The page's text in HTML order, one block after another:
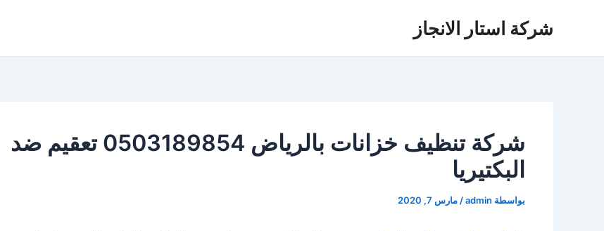
شركة استار الانجاز
شركة تنظيف خزانات بالرياض 0503189854 تعقيم ضد
البكتيريا
بواسطة admin
/ مارس 7, 2020